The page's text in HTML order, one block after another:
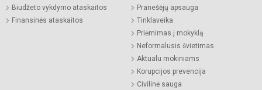
Biudžeto vykdymo ataskaitos
Finansinės ataskaitos
Pranešėjų apsauga
Tinklaveika
Priėmimas į mokyklą
Neformalusis švietimas
Aktualu mokiniams
Korupcijos prevencija
Civilinė sauga